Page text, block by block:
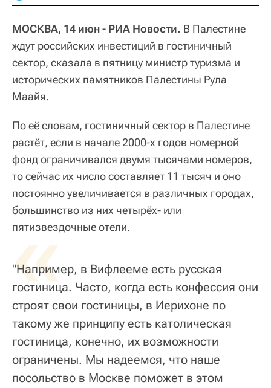
МОСКВА, 14 июн - РИА Новости. В Палестине
ждут российских инвестиций в гостиничный
сектор, сказала в пятницу министр туризма и
исторических памятников Палестины Рула
Маайя.
По её словам, гостиничный сектор в Палестине
растёт, если в начале 2000-х годов номерной
фонд ограничивался двумя тысячами номеров,
то сейчас их число составляет 11 тысяч и оно
постоянно увеличивается в различных городах,
большинство из них четырёх- или
пятизвездочные отели.
«
"Например, в Вифлееме есть русская
гостиница. Часто, когда есть конфессия они
строят свои гостиницы, в Иерихоне по
такому же принципу есть католическая
гостиница, конечно, их возможности
ограничены. Мы надеемся, что наше
посольство в Москве поможет в этом